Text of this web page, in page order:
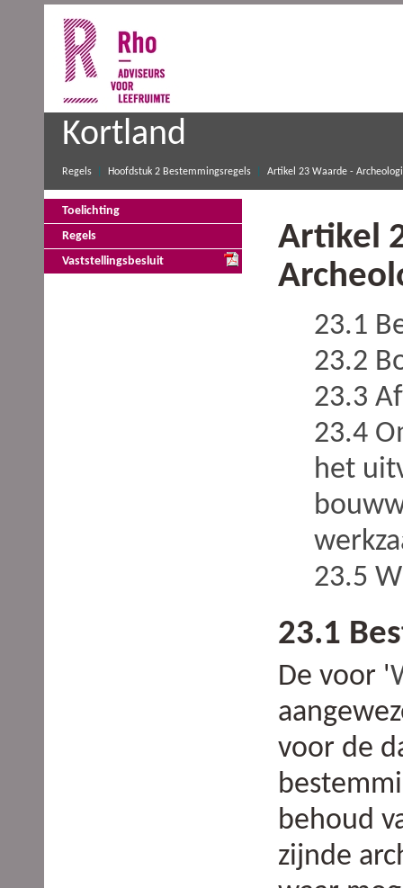
Kortland
Regels Hoofdstuk 2 Bestemmingsregels Artikel 23 Waarde -
Toelichting
Regels
Vaststellingsbesluit
Artikel
23.1
23.2
23.3
23.4
het
23.5
23.1
De voor '
voor de
behoud
zijnde